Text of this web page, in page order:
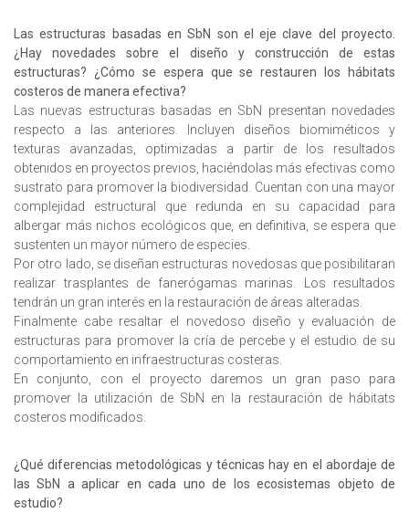
Las estructuras basadas en SbN son el eje clave del proyecto.
¿Hay novedades sobre el diseño y construcción de estas
estructuras? ¿Cómo se espera que se restauren los hábitats
costeros de manera efectiva?
Las nuevas estructuras basadas en SbN presentan novedades
respecto a las anteriores. Incluyen diseños biomiméticos y
texturas avanzadas, optimizadas a partir de los resultados
obtenidos en proyectos previos, haciéndolas más efectivas como
sustrato para promover la biodiversidad. Cuentan con una mayor
complejidad estructural que redunda en su capacidad para
albergar más nichos ecológicos que, en definitiva, se espera que
sustenten un mayor número de especies.
Por otro lado, se diseñan estructuras novedosas que posibilitaran
realizar trasplantes de fanerógamas marinas. Los resultados
tendrán un gran interés en la restauración de áreas alteradas.
Finalmente cabe resaltar el novedoso diseño y evaluación de
estructuras para promover la cría de percebe y el estudio de su
comportamiento en infraestructuras costeras.
En conjunto, con el proyecto daremos un gran paso para
promover la utilización de SbN en la restauración de hábitats
costeros modificados.
¿Qué diferencias metodológicas y técnicas hay en el abordaje de
las SbN a aplicar en cada uno de los ecosistemas objeto de
estudio?